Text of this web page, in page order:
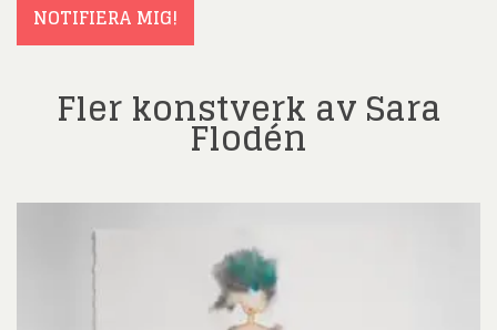
NOTIFIERA MIG!
Fler konstverk av Sara
Flodén